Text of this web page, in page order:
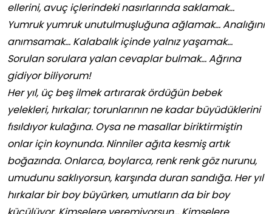
ellerini, avuç içlerindeki nasırlarında saklamak…
Yumruk yumruk unutulmuşluğuna ağlamak… Analığını
anımsamak… Kalabalık içinde yalnız yaşamak…
Sorulan sorulara yalan cevaplar bulmak… Ağrına
gidiyor biliyorum!
Her yıl, üç beş ilmek artırarak ördüğün bebek
yelekleri, hırkalar; torunlarının ne kadar büyüdüklerini
fısıldıyor kulağına. Oysa ne masallar biriktirmiştin
onlar için koynunda. Ninniler ağıta kesmiş artık
boğazında. Onlarca, boylarca, renk renk göz nurunu,
umudunu saklıyorsun, karşında duran sandığa. Her yıl
hırkalar bir boy büyürken, umutların da bir boy